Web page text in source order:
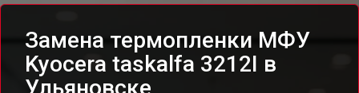
Замена термопленки МФУ
Kyocera taskalfa 3212I в